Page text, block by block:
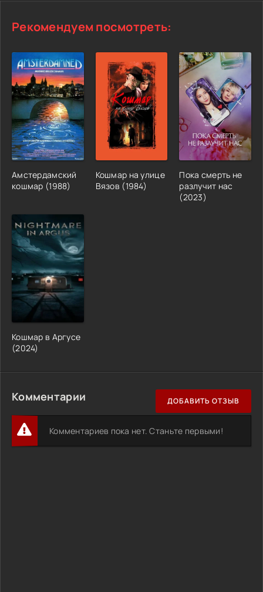
Рекомендуем посмотреть:
Амстердамский
кошмар (1988)
Кошмар на улице
Вязов (1984)
Пока смерть не
разлучит нас
(2023)
Кошмар в Аргусе
(2024)
Комментарии ДОБАВИТЬ ОТЗЫВ
Комментариев пока нет. Станьте первыми!